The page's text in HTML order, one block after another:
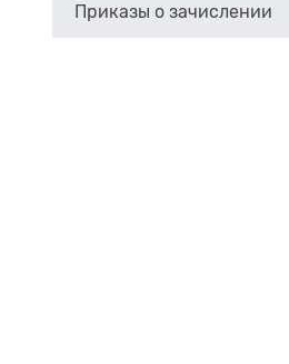
Приказы о зачислении